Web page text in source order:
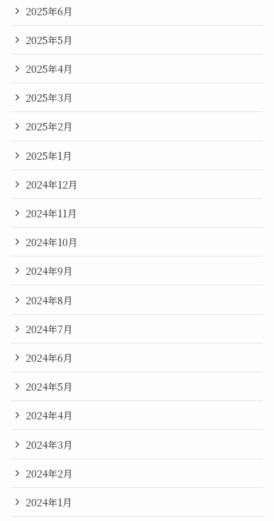
2025年6月
2025年5月
2025年4月
2025年3月
2025年2月
2025年1月
2024年12月
2024年11月
2024年10月
2024年9月
2024年8月
2024年7月
2024年6月
2024年5月
2024年4月
2024年3月
2024年2月
2024年1月